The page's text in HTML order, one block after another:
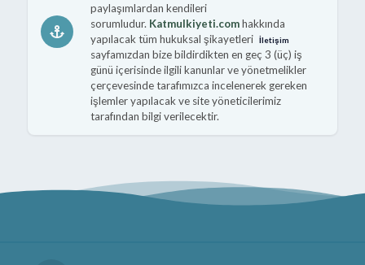
paylaşımlardan kendileri
sorumludur. Katmulkiyeti.comhakkında
yapılacak tüm hukuksal şikayetleri İletişim
sayfamızdan bize bildirdikten en geç 3 (üç) iş
günü içerisinde ilgili kanunlar ve yönetmelikler
çerçevesinde tarafımızca incelenerek gereken
işlemler yapılacak ve site yöneticilerimiz
tarafından bilgi verilecektir.